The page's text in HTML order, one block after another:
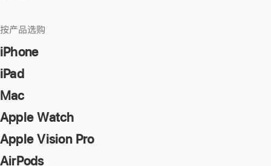
按产品选购
iPhone
iPad
Mac
Apple Watch
Apple Vision Pro
AirPods